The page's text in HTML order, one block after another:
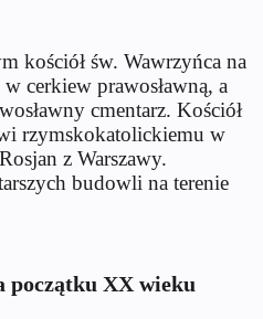
kościół św. Wawrzyńca na
cerkiew prawosławną, a
cmentarz. Kościół
rzymskokatolickiemu w
z Warszawy.
budowli na terenie
początku XX wieku